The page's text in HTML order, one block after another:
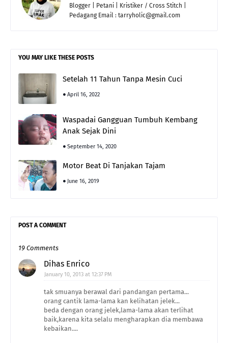
Blogger | Petani | Kristiker / Cross Stitch |
Pedagang Email : tarryholic@gmail.com
YOU MAY LIKE THESE POSTS
Setelah 11 Tahun Tanpa Mesin Cuci
April 16, 2022
Waspadai Gangguan Tumbuh Kembang
Anak Sejak Dini
September 14, 2020
Motor Beat Di Tanjakan Tajam
June 16, 2019
POST A COMMENT
19 Comments
Dihas Enrico
January 10, 2013 at 12:37 PM
tak smuanya berawal dari pandangan pertama...
orang cantik lama-lama kan kelihatan jelek...
beda dengan orang jelek,lama-lama akan terlihat
baik,karena kita selalu mengharapkan dia membawa
kebaikan....